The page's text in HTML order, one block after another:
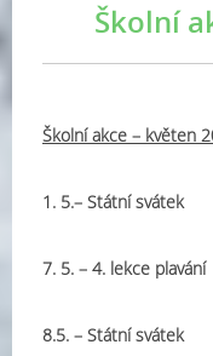
Školní
Školní akce – květen
1. 5.– Státní svátek
7. 5. – 4. lekce plavání
8.5. – Státní svátek